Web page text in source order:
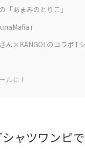
「あまみのとりこ」
」
ん×KANGOLのコラボT
ルに！
ャツワンピ